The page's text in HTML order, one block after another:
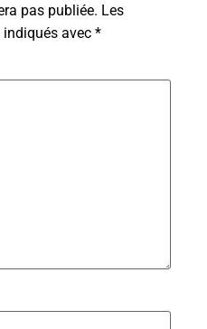
pas publiée. Les
avec *